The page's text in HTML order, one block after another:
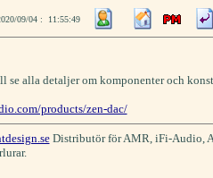
09/04 : 11:55:49
se alla detaljer om komponenter och
products/zen-dac/
Distributör för AMR, iFi-Audio,